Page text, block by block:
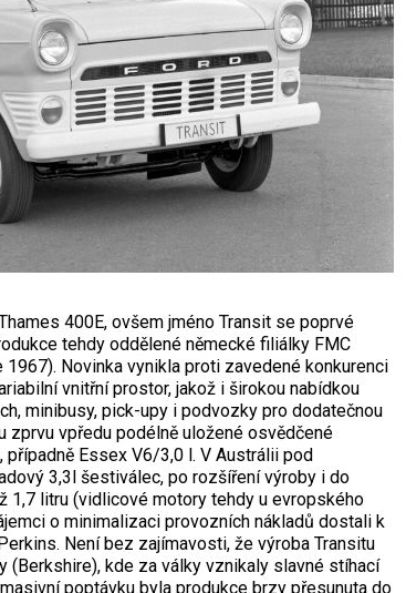
400E, ovšem jméno Transit se poprvé
tehdy oddělené německé filiálky FMC
Novinka vynikla proti zavedené konkurenci
vnitřní prostor, jakož i širokou nabídkou
minibusy, pick-upy i podvozky pro dodatečnou
zprvu vpředu podélně uložené osvědčené
Essex V6/3,0 l. V Austrálii pod
3,3l šestiválec, po rozšíření výroby i do
1,7 litru (vidlicové motory tehdy u evropského
o minimalizaci provozních nákladů dostali k
Není bez zajímavosti, že výroba Transitu
(Berkshire), kde za války vznikaly slavné stíhací
poptávku byla produkce brzy přesunuta do